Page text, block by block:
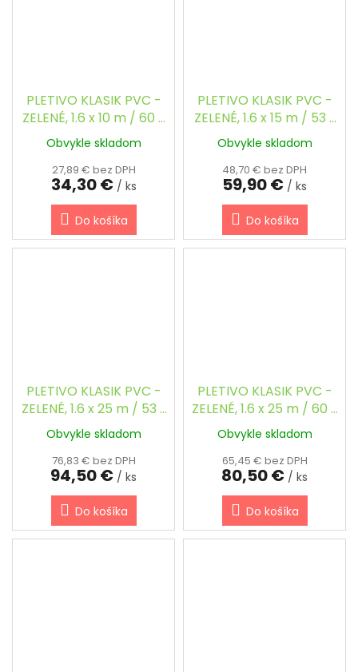
PLETIVO KLASIK PVC -
ZELENÉ, 1.6 x 10 m / 60 x
60 / 2.5 mm
Obvykle skladom
27,89 € bez DPH
34,30 € / ks
Do košíka
PLETIVO KLASIK PVC -
ZELENÉ, 1.6 x 15 m / 53 x
53 / 2.5 mm
Obvykle skladom
48,70 € bez DPH
59,90 € / ks
Do košíka
PLETIVO KLASIK PVC -
ZELENÉ, 1.6 x 25 m / 53 x
53 / 2.5 mm
Obvykle skladom
76,83 € bez DPH
94,50 € / ks
Do košíka
PLETIVO KLASIK PVC -
ZELENÉ, 1.6 x 25 m / 60 x
60 / 2.5 mm
Obvykle skladom
65,45 € bez DPH
80,50 € / ks
Do košíka